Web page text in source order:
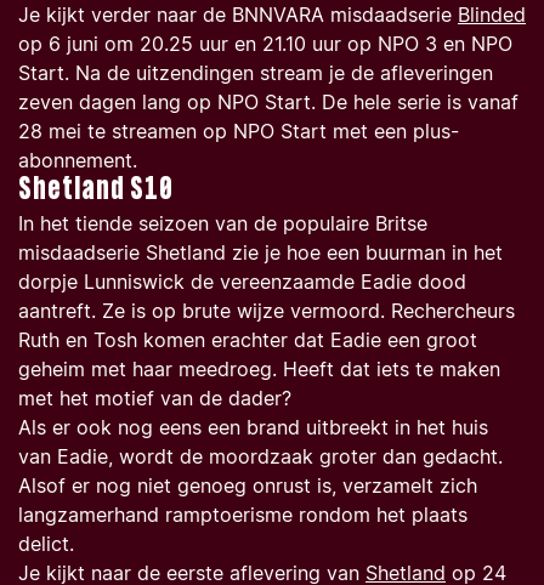
Je kijkt verder naar de BNNVARA misdaadserie Blinded
op 6 juni om 20.25 uur en 21.10 uur op NPO 3 en NPO
Start. Na de uitzendingen stream je de afleveringen
zeven dagen lang op NPO Start. De hele serie is vanaf
28 mei te streamen op NPO Start met een plus-
abonnement.
Shetland S10
In het tiende seizoen van de populaire Britse
misdaadserie Shetland zie je hoe een buurman in het
dorpje Lunniswick de vereenzaamde Eadie dood
aantreft. Ze is op brute wijze vermoord. Rechercheurs
Ruth en Tosh komen erachter dat Eadie een groot
geheim met haar meedroeg. Heeft dat iets te maken
met het motief van de dader?
Als er ook nog eens een brand uitbreekt in het huis
van Eadie, wordt de moordzaak groter dan gedacht.
Alsof er nog niet genoeg onrust is, verzamelt zich
langzamerhand ramptoerisme rondom het plaats
delict.
Je kijkt naar de eerste aflevering van Shetland op 24